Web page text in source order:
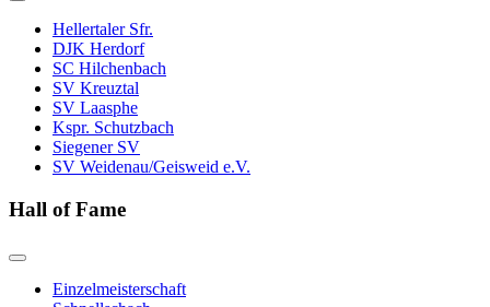
Hellertaler Sfr.
DJK Herdorf
SC Hilchenbach
SV Kreuztal
SV Laasphe
Kspr. Schutzbach
Siegener SV
SV Weidenau/Geisweid e.V.
Hall of Fame
Einzelmeisterschaft